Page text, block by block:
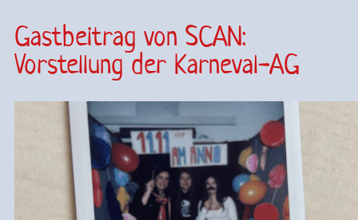
Gastbeitrag von SCAN:
Vorstellung der Karneval-AG